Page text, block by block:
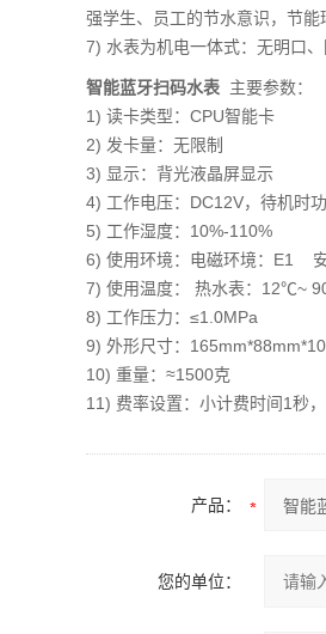
强学生、员工的节水意识，节能
7) 水表为机电一体式：无明口、
智能蓝牙扫码水表 主要参数：
1) 读卡类型：CPU智能卡
2) 发卡量：无限制
3) 显示：背光液晶屏显示
4) 工作电压：DC12V，待机时
5) 工作湿度：10%-110%
6) 使用环境：电磁环境：E1
7) 使用温度： 热水表：12℃~
8) 工作压力：≤1.0MPa
9) 外形尺寸：
10) 重量：≈1500克
11) 费率设置：小计费时间1秒
产品：
您的单位：